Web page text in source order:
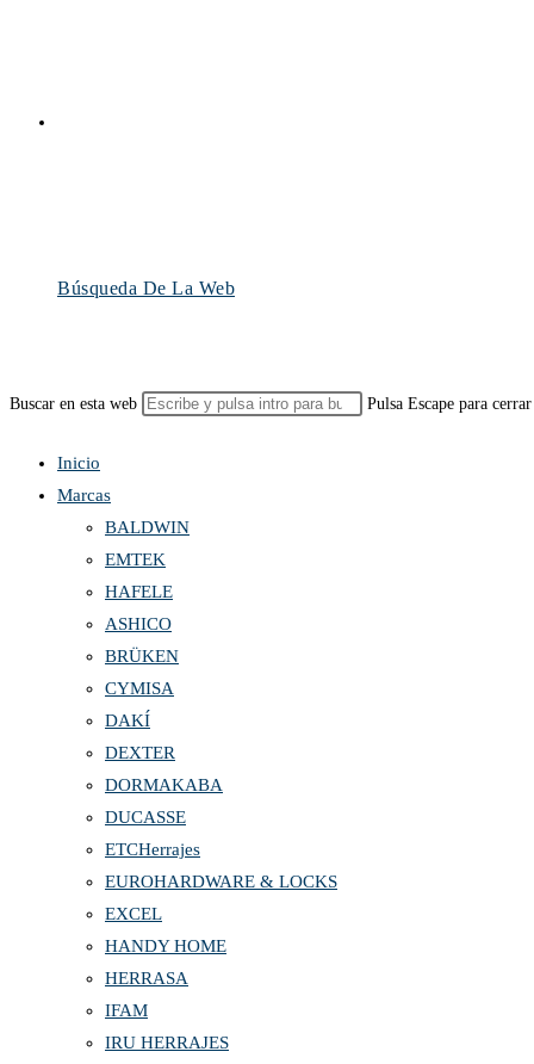
Búsqueda De La Web
Buscar en esta web Pulsa Escape para
Inicio
Marcas
BALDWIN
EMTEK
HAFELE
ASHICO
BRÜKEN
CYMISA
DAKÍ
DEXTER
DORMAKABA
DUCASSE
ETCHerrajes
EUROHARDWARE & LOCKS
EXCEL
HANDY HOME
HERRASA
IFAM
IRU HERRAJES